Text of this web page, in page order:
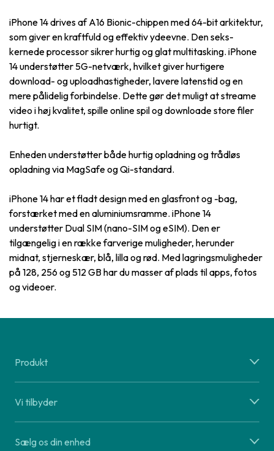
iPhone 14 drives af A16 Bionic-chippen med 64-bit arkitektur,
som giver en kraftfuld og effektiv ydeevne. Den seks-
kernede processor sikrer hurtig og glat multitasking. iPhone
14 understøtter 5G-netværk, hvilket giver hurtigere
download- og uploadhastigheder, lavere latenstid og en
mere pålidelig forbindelse. Dette gør det muligt at streame
video i høj kvalitet, spille online spil og downloade store filer
hurtigt.
Enheden understøtter både hurtig opladning og trådløs
opladning via MagSafe og Qi-standard.
iPhone 14 har et fladt design med en glasfront og -bag,
forstærket med en aluminiumsramme. iPhone 14
understøtter Dual SIM (nano-SIM og eSIM). Den er
tilgængelig i en række farverige muligheder, herunder
midnat, stjerneskær, blå, lilla og rød. Med lagringsmuligheder
på 128, 256 og 512 GB har du masser af plads til apps, fotos
og videoer.
Produkt
Vi tilbyder
Sælg os din enhed